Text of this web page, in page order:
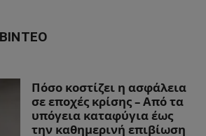
ΒΊΝΤΕΟ
Πόσο κοστίζει η ασφάλεια
σε εποχές κρίσης – Από τα
υπόγεια καταφύγια έως
την καθημερινή επιβίωση